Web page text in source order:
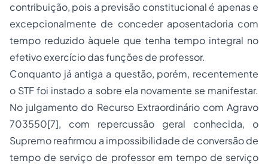
contribuição, pois a previsão constitucional é apenas e
excepcionalmente de conceder aposentadoria com
tempo reduzido àquele que tenha tempo integral no
efetivo exercício das funções de professor.
Conquanto já antiga a questão, porém, recentemente
o STF foi instado a sobre ela novamente se manifestar.
No julgamento do Recurso Extraordinário com Agravo
703550[7], com repercussão geral conhecida, o
Supremo reafirmou a impossibilidade de conversão de
tempo de serviço de professor em tempo de serviço